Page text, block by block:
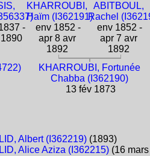
-
KHARROUBI,
Haïm (I362191)
env 1852 -
apr 8 avr
1892
ABITBOUL,
Rachel
env 1852 -
apr 7 avr
1892
KHARROUBI, Fortunée
Chabba (I362190)
13 fév 1873
Albert (I362219)(1893)
Alice Aziza (I362215)(16 mars